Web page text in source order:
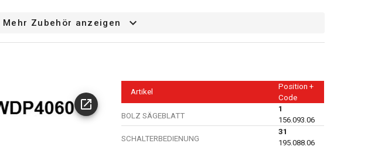
Mehr Zubehör anzeigen
Artikel
Position +
Code
BOLZ SÄGEBLATT
1
156.093.06
SCHALTERBEDIENUNG
31
195.088.06